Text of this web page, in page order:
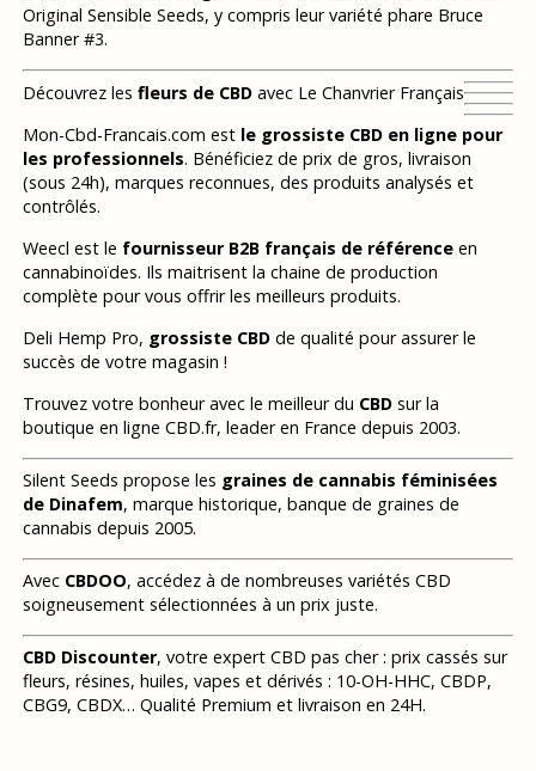
Original Sensible Seeds, y compris leur variété phare Bruce
Banner #3.
Découvrez les fleurs de CBDavec Le Chanvrier Français
Mon-Cbd-Francais.com est le grossiste CBD en ligne pour
les professionnels. Bénéficiez de prix de gros, livraison
(sous 24h), marques reconnues, des produits analysés et
contrôlés.
Weecl est le fournisseur B2B français de référenceen
cannabinoïdes. Ils maitrisent la chaine de production
complète pour vous offrir les meilleurs produits.
Deli Hemp Pro, grossiste CBDde qualité pour assurer le
succès de votre magasin !
Trouvez votre bonheur avec le meilleur du CBDsur la
boutique en ligne CBD.fr, leader en France depuis 2003.
Silent Seeds propose les graines de cannabis féminisées
de Dinafem, marque historique, banque de graines de
cannabis depuis 2005.
Avec CBDOO, accédez à de nombreuses variétés CBD
soigneusement sélectionnées à un prix juste.
CBD Discounter, votre expert CBD pas cher : prix cassés sur
fleurs, résines, huiles, vapes et dérivés : 10-OH-HHC, CBDP,
CBG9, CBDX… Qualité Premium et livraison en 24H.